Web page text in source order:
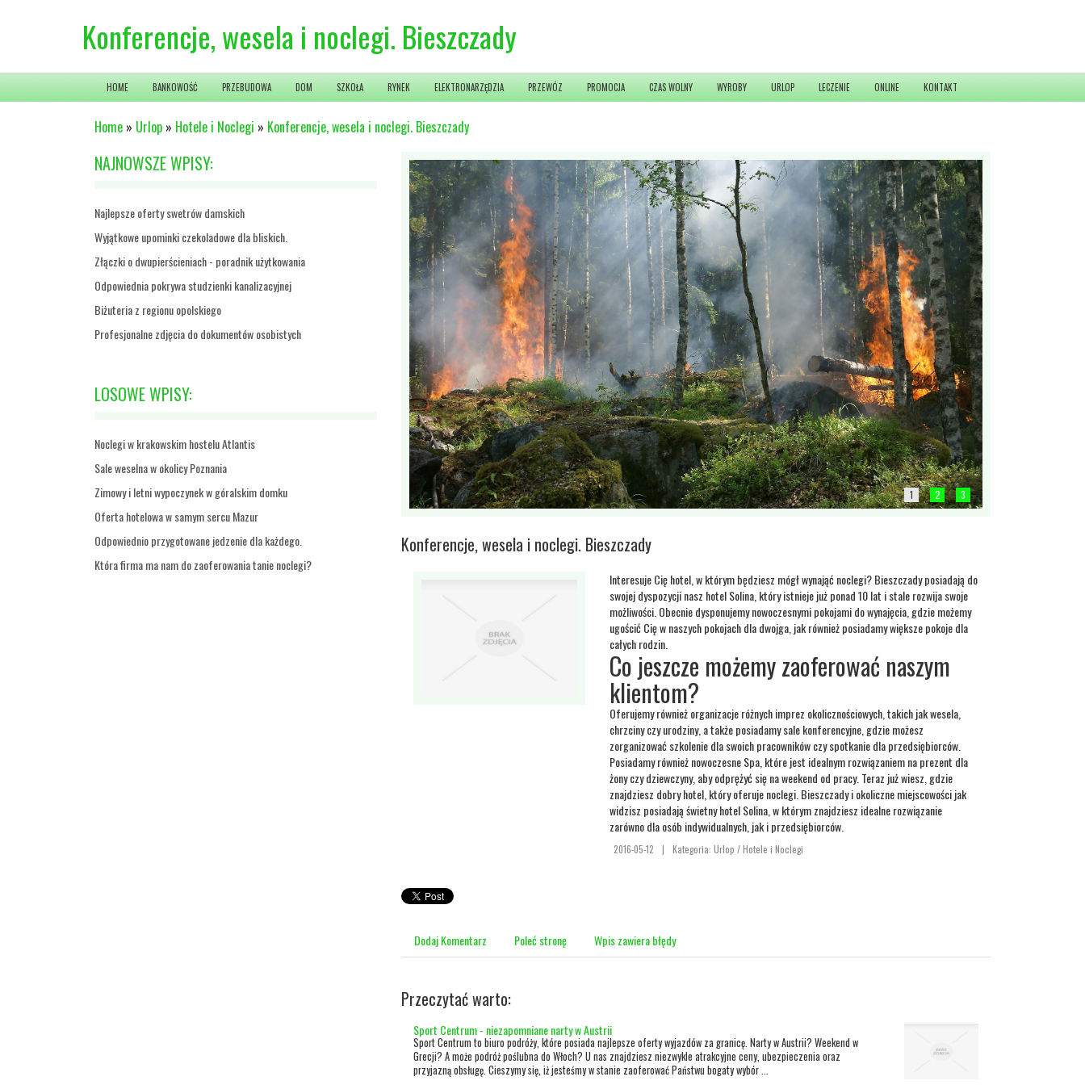
Konferencje, wesela i noclegi. Bieszczady
HOME BANKOWOŚĆ PRZEBUDOWA DOM SZKOŁA RYNEK ELEKTRONARZĘDZIA PRZEWÓZ PROMOCJA CZAS WOLNY WYROBY URLOP LECZENIE ONLINE KONTAKT
Home » Urlop » Hotele i Noclegi » Konferencje, wesela i noclegi. Bieszczady
NAJNOWSZE WPISY:
Najlepsze oferty swetrów damskich
Wyjątkowe upominki czekoladowe dla bliskich.
Złączki o dwupierścieniach - poradnik użytkowania
Odpowiednia pokrywa studzienki kanalizacyjnej
Biżuteria z regionu opolskiego
Profesjonalne zdjęcia do dokumentów osobistych
LOSOWE WPISY:
Noclegi w krakowskim hostelu Atlantis
Sale weselna w okolicy Poznania
Zimowy i letni wypoczynek w góralskim domku
Oferta hotelowa w samym sercu Mazur
Odpowiednio przygotowane jedzenie dla każdego.
Która firma ma nam do zaoferowania tanie noclegi?
1 2 3
Konferencje, wesela i noclegi. Bieszczady
Interesuje Cię hotel, w którym będziesz mógł wynająć noclegi? Bieszczady posiadają do
swojej dyspozycji nasz hotel Solina, który istnieje już ponad 10 lat i stale rozwija swoje
możliwości. Obecnie dysponujemy nowoczesnymi pokojami do wynajęcia, gdzie możemy
ugościć Cię w naszych pokojach dla dwojga, jak również posiadamy większe pokoje dla
całych rodzin.
Co jeszcze możemy zaoferować naszym
klientom?
Oferujemy również organizacje różnych imprez okolicznościowych, takich jak wesela,
chrzciny czy urodziny, a także posiadamy sale konferencyjne, gdzie możesz
zorganizować szkolenie dla swoich pracowników czy spotkanie dla przedsiębiorców.
Posiadamy również nowoczesne Spa, które jest idealnym rozwiązaniem na prezent dla
żony czy dziewczyny, aby odprężyć się na weekend od pracy. Teraz już wiesz, gdzie
znajdziesz dobry hotel, który oferuje noclegi. Bieszczady i okoliczne miejscowości jak
widzisz posiadają świetny hotel Solina, w którym znajdziesz idealne rozwiązanie
zarówno dla osób indywidualnych, jak i przedsiębiorców.
2016-05-12 | Kategoria: Urlop / Hotele i Noclegi
Dodaj Komentarz Poleć stronę Wpis zawiera błędy
Przeczytać warto:
Sport Centrum - niezapomniane narty w Austrii
Sport Centrum to biuro podróży, które posiada najlepsze oferty wyjazdów za granicę. Narty w Austrii? Weekend w
Grecji? A może podróż poślubna do Włoch? U nas znajdziesz niezwykle atrakcyjne ceny, ubezpieczenia oraz
przyjazną obsługę. Cieszymy się, iż jesteśmy w stanie zaoferować Państwu bogaty wybór ...